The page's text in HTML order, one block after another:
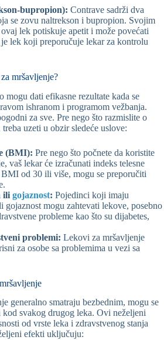
bupropion): Contrave sadrži dva
se zovu naltrekson i bupropion. Svojim
lek potiskuje apetit i može povećati
lek koji preporučuje lekar za kontrolu
mršavljenje?
mogu dati efikasne rezultate kada se
ishranom i programom vežbanja.
za sve. Pre nego što razmislite o
uzeti u obzir sledeće uslove:
(BMI): Pre nego što počnete da koristite
vaš lekar će izračunati indeks telesne
BMI od 30 ili više, mogu se preporučiti
ili gojaznost: Pojedinci koji imaju
gojaznost mogu zahtevati lekove, posebno
probleme kao što su dijabetes,
problemi: Lekovi za mršavljenje
za osobe sa problemima u vezi sa
generalno smatraju bezbednim, mogu se
svakog drugog leka. Ovi neželjeni
od vrste leka i zdravstvenog stanja
efekti uključuju: